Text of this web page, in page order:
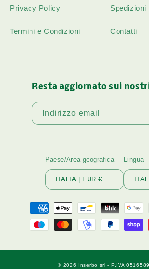
Privacy Policy Spedizioni
Termini e Condizioni Contatti
Resta aggiornato sui
Indirizzo email
Paese/Area geografica
ITALIA | EUR €
Lingua
Metodi
pagamento
© 2026 Inserbo srl - P.IVA